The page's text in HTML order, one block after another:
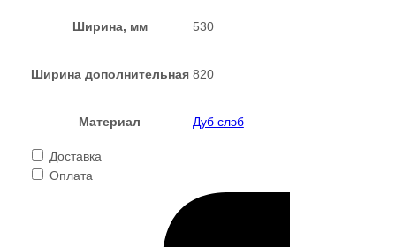
Ширина, мм 530
Ширина дополнительная 820
Материал Дуб слэб
Доставка
Оплата